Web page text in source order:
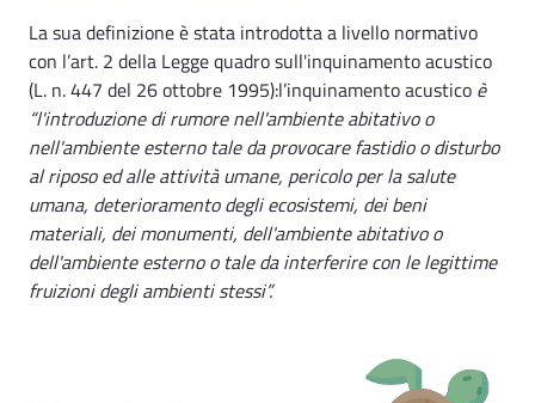
La sua definizione è stata introdotta a livello normativo
con l’art. 2 della Legge quadro sull'inquinamento acustico
(L. n. 447 del 26 ottobre 1995):l’inquinamento acustico è
“l'introduzione di rumore nell'ambiente abitativo o
nell'ambiente esterno tale da provocare fastidio o disturbo
al riposo ed alle attività umane, pericolo per la salute
umana, deterioramento degli ecosistemi, dei beni
materiali, dei monumenti, dell'ambiente abitativo o
dell'ambiente esterno o tale da interferire con le legittime
fruizioni degli ambienti stessi”.